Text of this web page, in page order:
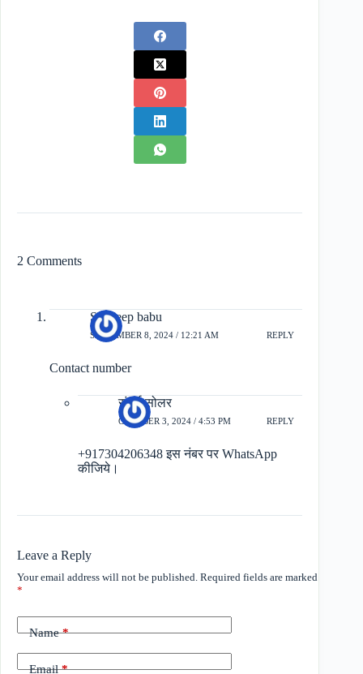
2 Comments
Sandeep babu
SEPTEMBER 8, 2024 / 12:21 AM REPLY
Contact number
संपूर्ण सोलर
OCTOBER 3, 2024 / 4:53 PM REPLY
+917304206348 इस नंबर पर WhatsApp
कीजिये।
Leave a Reply
Your email address will not be published. Required fields are marked
*
Name*
Email*